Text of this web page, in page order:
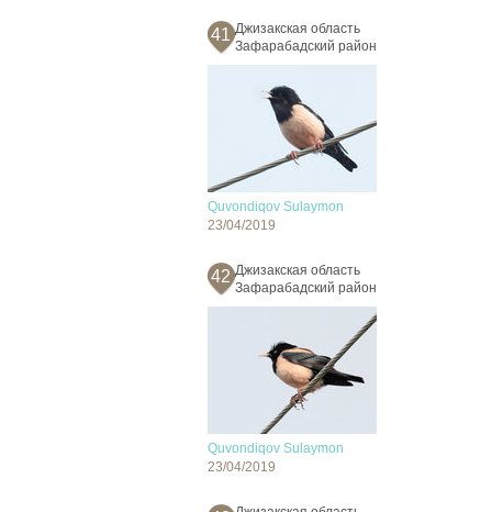
41 Джизакская область
Зафарабадский район
Quvondiqov Sulaymon
23/04/2019
42 Джизакская область
Зафарабадский район
Quvondiqov Sulaymon
23/04/2019